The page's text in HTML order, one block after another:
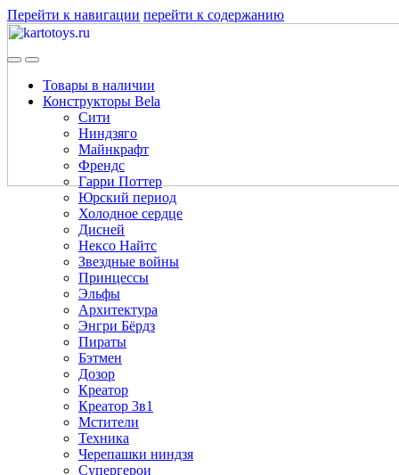
Перейти к навигации перейти к содержанию
Товары в наличии
Конструкторы Bela
Сити
Ниндзяго
Майнкрафт
Френдс
Гарри Поттер
Юрский период
Холодное сердце
Дисней
Нексо Найтс
Звездные войны
Принцессы
Эльфы
Архитектура
Энгри Бёрдз
Пираты
Бэтмен
Дозор
Креатор
Креатор 3в1
Мстители
Техника
Черепашки ниндзя
Супергерои